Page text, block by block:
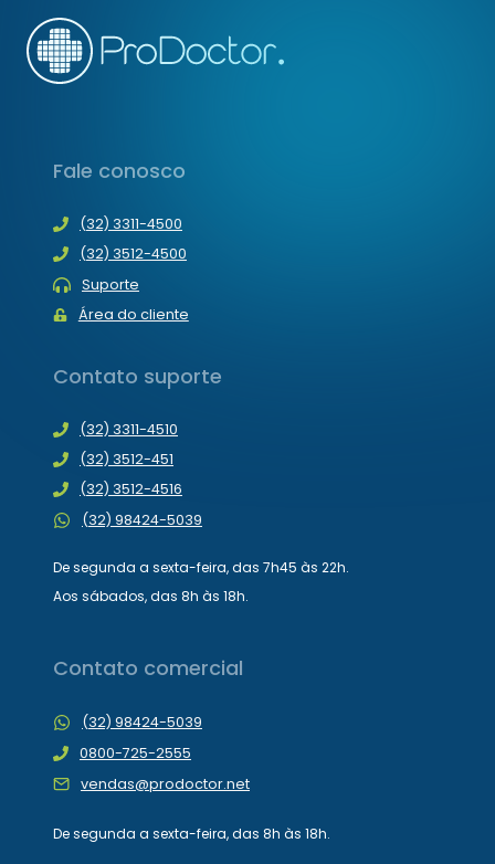
Fale conosco
(32) 3311-4500
(32) 3512-4500
Suporte
Área do cliente
Contato suporte
(32) 3311-4510
(32) 3512-451
(32) 3512-4516
(32) 98424-5039
De segunda a sexta-feira, das 7h45 às 22h.
Aos sábados, das 8h às 18h.
Contato comercial
(32) 98424-5039
0800-725-2555
vendas@prodoctor.net
De segunda a sexta-feira, das 8h às 18h.